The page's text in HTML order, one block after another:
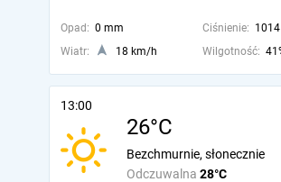
Opad: 0 mm Ciśnienie:
Wiatr:
18 km/h Wilgotność:
13:00
26°C
Odczuwalna 28°C
Bezchmurnie, słonecznie